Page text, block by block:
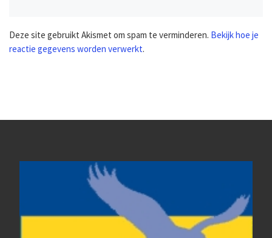
Deze site gebruikt Akismet om spam te verminderen. Bekijk hoe je
reactie gegevens worden verwerkt.